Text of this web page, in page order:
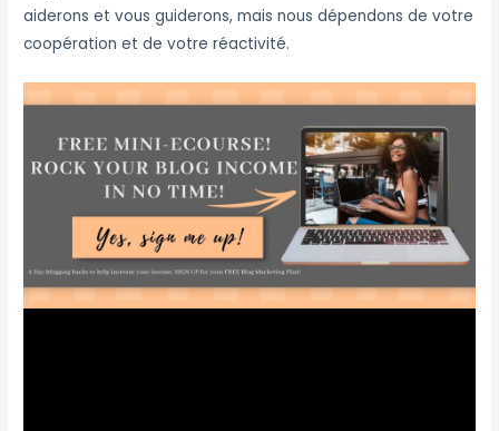
aiderons et vous guiderons, mais nous dépendons de votre
coopération et de votre réactivité.